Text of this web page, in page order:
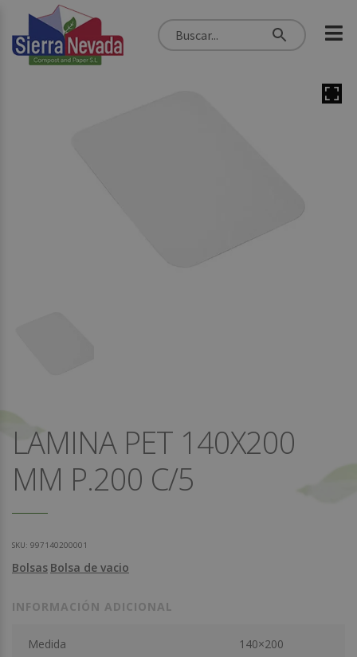
LAMINA PET 140X200
MM P.200 C/5
SKU: 997140200001
Bolsas Bolsa de vacio
INFORMACIÓN ADICIONAL
Medida 140×200